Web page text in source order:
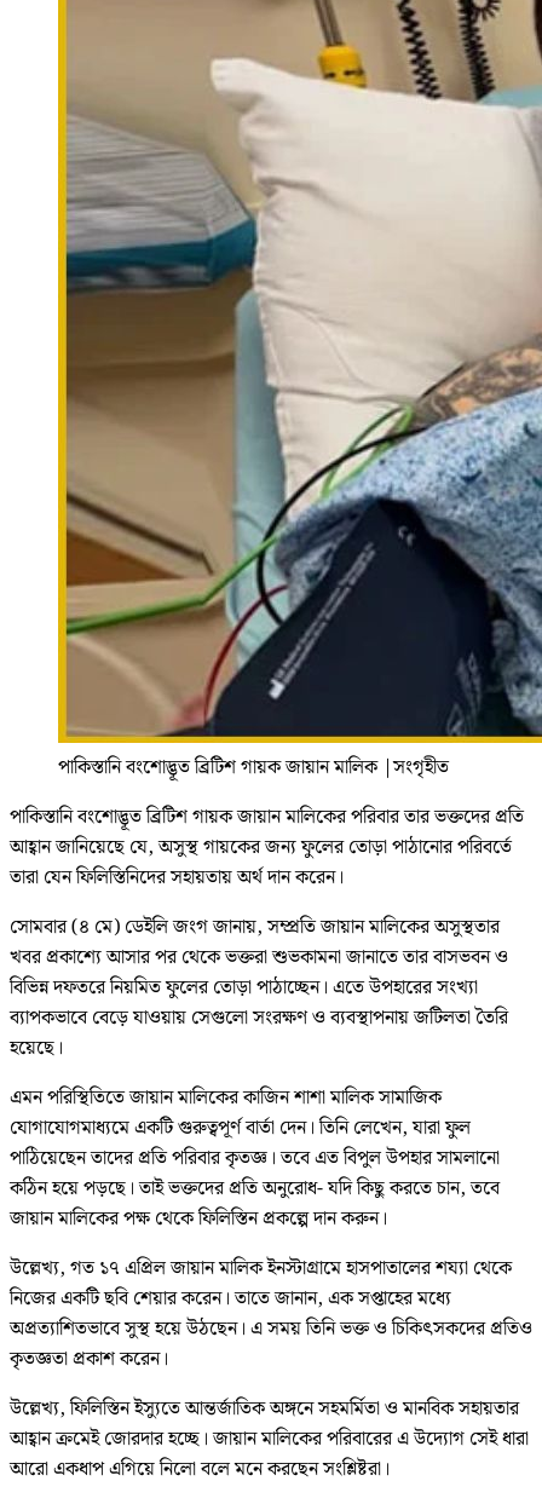
পাকিস্তানি বংশোদ্ভূত ব্রিটিশ গায়ক জায়ান মালিক |সংগৃহীত
পাকিস্তানি বংশোদ্ভূত ব্রিটিশ গায়ক জায়ান মালিকের পরিবার তার ভক্তদের প্রতি
আহ্বান জানিয়েছে যে, অসুস্থ গায়কের জন্য ফুলের তোড়া পাঠানোর পরিবর্তে
তারা যেন ফিলিস্তিনিদের সহায়তায় অর্থ দান করেন।
সোমবার (৪ মে) ডেইলি জংগ জানায়, সম্প্রতি জায়ান মালিকের অসুস্থতার
খবর প্রকাশ্যে আসার পর থেকে ভক্তরা শুভকামনা জানাতে তার বাসভবন ও
বিভিন্ন দফতরে নিয়মিত ফুলের তোড়া পাঠাচ্ছেন। এতে উপহারের সংখ্যা
ব্যাপকভাবে বেড়ে যাওয়ায় সেগুলো সংরক্ষণ ও ব্যবস্থাপনায় জটিলতা তৈরি
হয়েছে।
এমন পরিস্থিতিতে জায়ান মালিকের কাজিন শাশা মালিক সামাজিক
যোগাযোগমাধ্যমে একটি গুরুত্বপূর্ণ বার্তা দেন। তিনি লেখেন, যারা ফুল
পাঠিয়েছেন তাদের প্রতি পরিবার কৃতজ্ঞ। তবে এত বিপুল উপহার সামলানো
কঠিন হয়ে পড়ছে। তাই ভক্তদের প্রতি অনুরোধ- যদি কিছু করতে চান, তবে
জায়ান মালিকের পক্ষ থেকে ফিলিস্তিন প্রকল্পে দান করুন।
উল্লেখ্য, গত ১৭ এপ্রিল জায়ান মালিক ইনস্টাগ্রামে হাসপাতালের শয্যা থেকে
নিজের একটি ছবি শেয়ার করেন। তাতে জানান, এক সপ্তাহের মধ্যে
অপ্রত্যাশিতভাবে সুস্থ হয়ে উঠছেন। এ সময় তিনি ভক্ত ও চিকিৎসকদের প্রতিও
কৃতজ্ঞতা প্রকাশ করেন।
উল্লেখ্য, ফিলিস্তিন ইস্যুতে আন্তর্জাতিক অঙ্গনে সহমর্মিতা ও মানবিক সহায়তার
আহ্বান ক্রমেই জোরদার হচ্ছে। জায়ান মালিকের পরিবারের এ উদ্যোগ সেই ধারা
আরো একধাপ এগিয়ে নিলো বলে মনে করছেন সংশ্লিষ্টরা।